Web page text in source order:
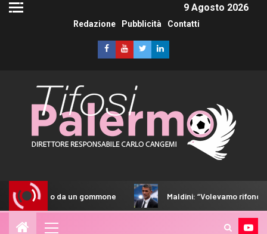
9 Agosto 2026
Redazione Pubblicità Contatti
travolto da un gommone Maldini: “Volevamo rifondare